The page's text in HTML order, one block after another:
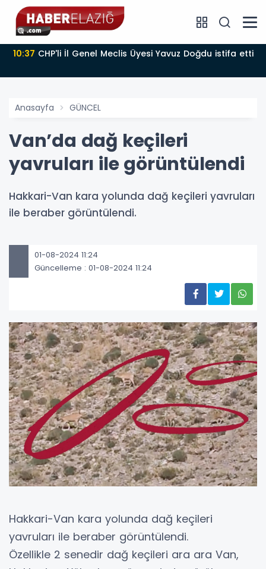
10:37 CHP'li İl Genel Meclis Üyesi Yavuz Doğdu istifa etti
Anasayfa GÜNCEL
Van’da dağ keçileri
yavruları ile görüntülendi
Hakkari-Van kara yolunda dağ keçileri yavruları
ile beraber görüntülendi.
01-08-2024 11:24
Güncelleme : 01-08-2024 11:24
Hakkari-Van kara yolunda dağ keçileri
yavruları ile beraber görüntülendi.
Özellikle 2 senedir dağ keçileri ara ara Van,